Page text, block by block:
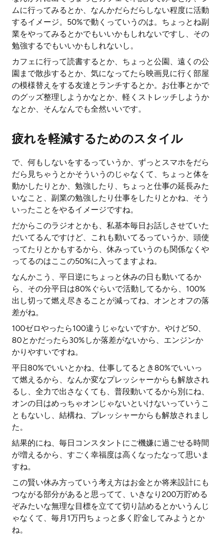
ムに行ってみるとか、なんかだらだらしない程度に活動
するイメージ。50%で動くっていうのは。ちょっとね副
業をやってみるとかでもいいかもしれないですし、その
勉強するでもいいかもしれないし。
カフェに行って読書するとか、ちょっと公園、遠くの公
園まで散歩するとか、気になってたら映画見に行く部屋
の模様替えをする友達とランチするとか。お仕事とかで
のグッズ整理しようかなとか、軽くストレッチしようか
なとか、そんなんでも全然いいです。
疲れを軽減するためのスタイル
で、何もしないをするっていうか、ずっとスマホをだら
だら見ちゃうとかそういうのじゃなくて、ちょっと体を
動かしたりとか、勉強したり、ちょっと仕事の延長みた
いなこと、副業の勉強したり仕事をしたりとかね、そう
いったことをやるイメージですね。
だからこのラジオとかも、私基本毎日お話しさせていた
だいてるんですけど、これも動いてるっていうか、頭使
ってたりとかもするから、休みっていうのも関係なくや
ってるのはここの50%に入ってますよね。
なんかこう、平日逆にちょっと休みの日も動いてるか
ら、その分平日は80%ぐらいで活動してるから、100%
出し切って燃え尽きることが減ってね、オンとオフの落
差がね。
100ゼロやったら100違うじゃないですか。やけど50、
80とかだったら30%しか落差がないから、エンジンか
かりやすいですね。
平日80%でいいとかね、仕事してるとき80%でいいっ
て燃えるから、なんか変なプレッシャーからも解放され
るし、全力で出さなくても、普段動いてるから別にね、
オンの日はめっちゃオンじゃないといけないっていうこ
ともないし、結構ね、プレッシャーからも解放されまし
た。
結果的にね、毎日コンスタントにご機嫌に過ごせる時間
が増えるから、すごく幸福度は高くなったなって思いま
すね。
この賢い休み方っていう考え方はお金とか将来設計にも
つながる部分があると思ってて、いきなり200万貯める
ぞみたいな無理な目標を立てて切り詰めるとかいうんじ
ゃなくて、毎月1万円ちょっと多く貯金してみようとか
ね。